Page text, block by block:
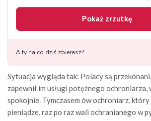
Sytuacja wygląda tak: Polacy są
zapewnił im usługi potężnego ochroniarza,
spokojnie. Tymczasem ów ochroniarz, który
pieniądze, raz po raz wali ochranianego w